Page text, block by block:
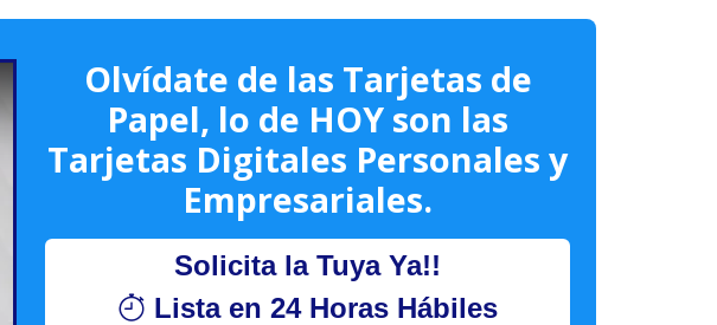
Olvídate de las Tarjetas de
Papel, lo de HOY son las
Tarjetas Digitales Personales y
Empresariales.
Solicita la Tuya Ya!!
Lista en 24 Horas Hábiles